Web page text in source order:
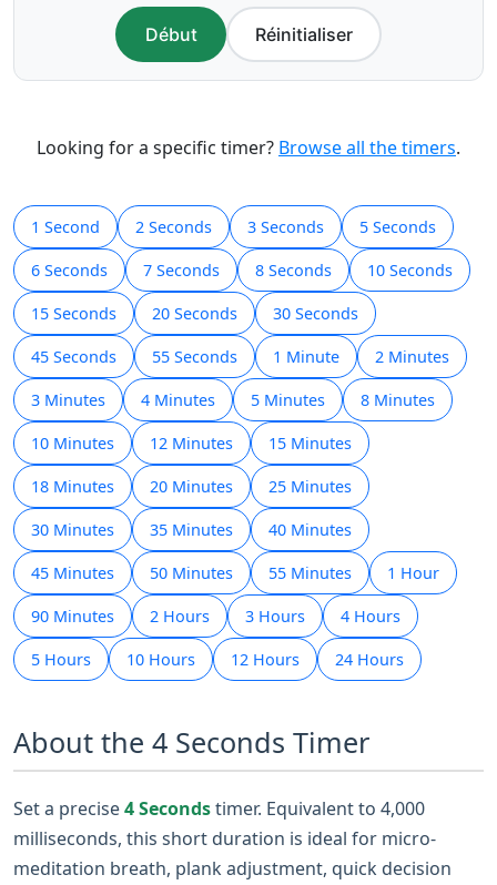
Début Réinitialiser
Looking for a specific timer? Browse all the timers.
1 Second 2 Seconds 3 Seconds 5 Seconds
6 Seconds 7 Seconds 8 Seconds 10 Seconds
15 Seconds 20 Seconds 30 Seconds
45 Seconds 55 Seconds 1 Minute 2 Minutes
3 Minutes 4 Minutes 5 Minutes 8 Minutes
10 Minutes 12 Minutes 15 Minutes
18 Minutes 20 Minutes 25 Minutes
30 Minutes 35 Minutes 40 Minutes
45 Minutes 50 Minutes 55 Minutes 1 Hour
90 Minutes 2 Hours 3 Hours 4 Hours
5 Hours 10 Hours 12 Hours 24 Hours
About the 4 Seconds Timer
Set a precise4 Secondstimer. Equivalent to 4,000
milliseconds, this short duration is ideal for micro-
meditation breath, plank adjustment, quick decision